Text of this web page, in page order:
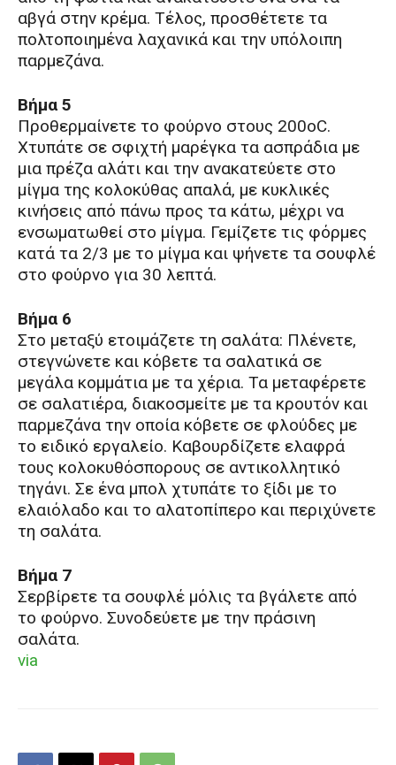
αβγά στην κρέμα. Τέλος, προσθέτετε τα
πολτοποιημένα λαχανικά και την υπόλοιπη
παρμεζάνα.
Βήμα 5
Προθερμαίνετε το φούρνο στους 200οC.
Χτυπάτε σε σφιχτή μαρέγκα τα ασπράδια με
μια πρέζα αλάτι και την ανακατεύετε στο
μίγμα της κολοκύθας απαλά, με κυκλικές
κινήσεις από πάνω προς τα κάτω, μέχρι να
ενσωματωθεί στο μίγμα. Γεμίζετε τις φόρμες
κατά τα 2/3 με το μίγμα και ψήνετε τα σουφλέ
στο φούρνο για 30 λεπτά.
Βήμα 6
Στο μεταξύ ετοιμάζετε τη σαλάτα: Πλένετε,
στεγνώνετε και κόβετε τα σαλατικά σε
μεγάλα κομμάτια με τα χέρια. Τα μεταφέρετε
σε σαλατιέρα, διακοσμείτε με τα κρουτόν και
παρμεζάνα την οποία κόβετε σε φλούδες με
το ειδικό εργαλείο. Καβουρδίζετε ελαφρά
τους κολοκυθόσπορους σε αντικολλητικό
τηγάνι. Σε ένα μπολ χτυπάτε το ξίδι με το
ελαιόλαδο και το αλατοπίπερο και περιχύνετε
τη σαλάτα.
Βήμα 7
Σερβίρετε τα σουφλέ μόλις τα βγάλετε από
το φούρνο. Συνοδεύετε με την πράσινη
σαλάτα.
via